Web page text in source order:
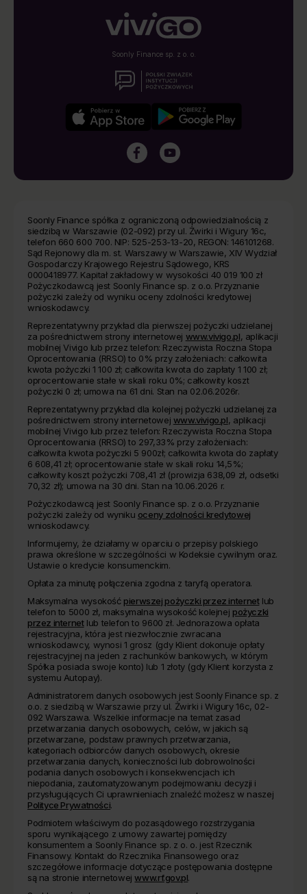
Soonly Finance sp. z o. o.
Soonly Finance spółka z ograniczoną odpowiedzialnością z
siedzibą w Warszawie (02-092) przy ul. Żwirki i Wigury 16c,
telefon 660 600 700. NIP: 525-253-13-20, REGON: 146101268.
Sąd Rejonowy dla m. st. Warszawy w Warszawie, XIV Wydział
Gospodarczy Krajowego Rejestru Sądowego, KRS
0000418977. Kapitał zakładowy w wysokości 40 019 100 zł
Pożyczkodawcą jest Soonly Finance sp. z o.o. Przyznanie
pożyczki zależy od wyniku oceny zdolności kredytowej
wnioskodawcy.
Reprezentatywny przykład dla pierwszej pożyczki udzielanej
za pośrednictwem strony internetowej www.vivigo.pl, aplikacji
mobilnej Vivigo lub przez telefon: Rzeczywista Roczna Stopa
Oprocentowania (RRSO) to 0% przy założeniach: całkowita
kwota pożyczki 1 100 zł; całkowita kwota do zapłaty 1 100 zł;
oprocentowanie stałe w skali roku 0%; całkowity koszt
pożyczki 0 zł; umowa na 61 dni. Stan na 02.06.2026r.
Reprezentatywny przykład dla kolejnej pożyczki udzielanej za
pośrednictwem strony internetowej www.vivigo.pl, aplikacji
mobilnej Vivigo lub przez telefon: Rzeczywista Roczna Stopa
Oprocentowania (RRSO) to 297,33% przy założeniach:
całkowita kwota pożyczki 5 900zł; całkowita kwota do zapłaty
6 608,41 zł; oprocentowanie stałe w skali roku 14,5%;
całkowity koszt pożyczki 708,41 zł (prowizja 638,09 zł, odsetki
70,32 zł); umowa na 30 dni. Stan na 10.06.2026 r.
Pożyczkodawcą jest Soonly Finance sp. z o.o. Przyznanie
pożyczki zależy od wyniku oceny zdolności kredytowej
wnioskodawcy.
Informujemy, że działamy w oparciu o przepisy polskiego
prawa określone w szczególności w Kodeksie cywilnym oraz.
Ustawie o kredycie konsumenckim.
Opłata za minutę połączenia zgodna z taryfą operatora.
Maksymalna wysokość pierwszej pożyczki przez internetlub
telefon to 5000 zł, maksymalna wysokość kolejnej pożyczki
przez internetlub telefon to 9600 zł. Jednorazowa opłata
rejestracyjna, która jest niezwłocznie zwracana
wnioskodawcy, wynosi 1 grosz (gdy Klient dokonuje opłaty
rejestracyjnej na jeden z rachunków bankowych, w którym
Spółka posiada swoje konto) lub 1 złoty (gdy Klient korzysta z
systemu Autopay).
Administratorem danych osobowych jest Soonly Finance sp. z
o.o. z siedzibą w Warszawie przy ul. Żwirki i Wigury 16c, 02-
092 Warszawa. Wszelkie informacje na temat zasad
przetwarzania danych osobowych, celów, w jakich są
przetwarzane, podstaw prawnych przetwarzania,
kategoriach odbiorców danych osobowych, okresie
przetwarzania danych, konieczności lub dobrowolności
podania danych osobowych i konsekwencjach ich
niepodania, zautomatyzowanym podejmowaniu decyzji i
przysługujących Ci uprawnieniach znaleźć możesz w naszej
Polityce Prywatności.
Podmiotem właściwym do pozasądowego rozstrzygania
sporu wynikającego z umowy zawartej pomiędzy
konsumentem a Soonly Finance sp. z o. o. jest Rzecznik
Finansowy. Kontakt do Rzecznika Finansowego oraz
szczegółowe informacje dotyczące postępowania dostępne
są na stronie internetowejwww.rf.gov.pl.